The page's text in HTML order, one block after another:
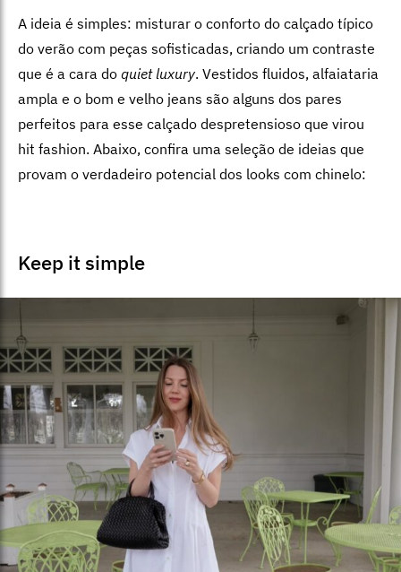
A ideia é simples: misturar o conforto do calçado típico
do verão com peças sofisticadas, criando um contraste
que é a cara do quiet luxury. Vestidos fluidos, alfaiataria
ampla e o bom e velho jeans são alguns dos pares
perfeitos para esse calçado despretensioso que virou
hit fashion. Abaixo, confira uma seleção de ideias que
provam o verdadeiro potencial dos looks com chinelo:
Keep it simple